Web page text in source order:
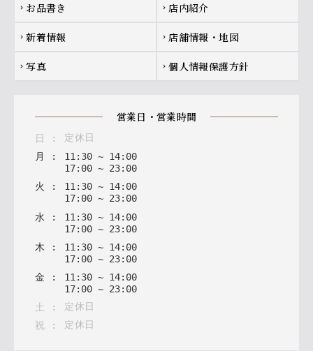
chevron_right お品書き chevron_right 店内紹介
chevron_right 新着情報 chevron_right 店舗情報・地図
chevron_right 写真 chevron_right 個人情報保護方針
営業日・営業時間
日 :
定休日
月
: 11: 30 ~ 14: 00
17: 00 ~ 23: 00
火
: 11: 30 ~ 14: 00
17: 00 ~ 23: 00
水 : 11 : 30 ~ 14: 00
17: 00 ~ 23: 00
木 : 11 : 30 ~ 14: 00
17: 00 ~ 23: 00
金 : 11 : 30 ~ 14: 00
17: 00 ~ 23: 00
土
:
定休日
祝 : 定休日